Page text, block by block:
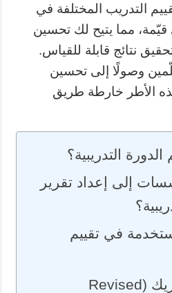
التدريب المختلفة في
قيّمة، مما يتيح لك تحسين
نتائج قابلة للقياس.
وصولًا إلى تحسين
الأطر خارطة طريق
التدريبية؟
إلى إعداد تقرير
في تقييم
1. نموذج كيركباتريك (Revised